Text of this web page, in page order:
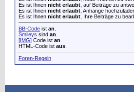
Es ist Ihnen nicht erlaubt , auf Beiträge zu
Es ist Ihnen nicht erlaubt , Anhänge
Es ist Ihnen nicht erlaubt , Ihre Beiträge zu
BB-Code ist an
Smileys sind an
[IMG] Code ist an
HTML-Code ist aus
Foren-Regeln